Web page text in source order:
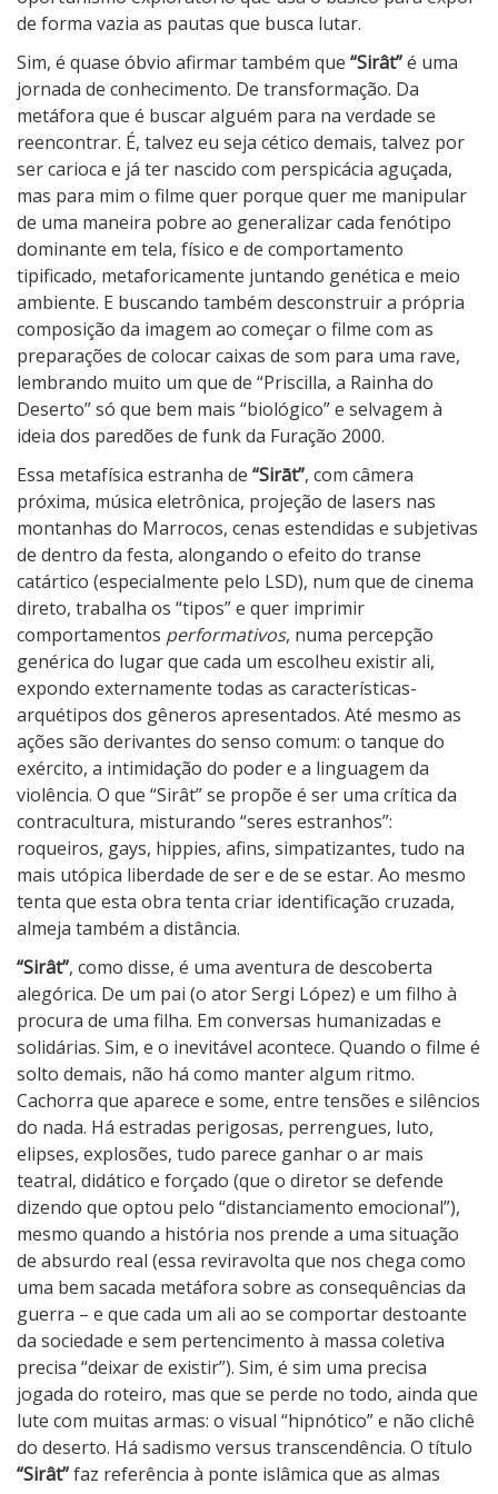
de forma vazia as pautas que busca lutar.
Sim, é quase óbvio afirmar também que “Sirât”é uma
jornada de conhecimento. De transformação. Da
metáfora que é buscar alguém para na verdade se
reencontrar. É, talvez eu seja cético demais, talvez por
ser carioca e já ter nascido com perspicácia aguçada,
mas para mim o filme quer porque quer me manipular
de uma maneira pobre ao generalizar cada fenótipo
dominante em tela, físico e de comportamento
tipificado, metaforicamente juntando genética e meio
ambiente. E buscando também desconstruir a própria
composição da imagem ao começar o filme com as
preparações de colocar caixas de som para uma rave,
lembrando muito um que de “Priscilla, a Rainha do
Deserto” só que bem mais “biológico” e selvagem à
ideia dos paredões de funk da Furação 2000.
Essa metafísica estranha de “Sirāt”, com câmera
próxima, música eletrônica, projeção de lasers nas
montanhas do Marrocos, cenas estendidas e subjetivas
de dentro da festa, alongando o efeito do transe
catártico (especialmente pelo LSD), num que de cinema
direto, trabalha os “tipos” e quer imprimir
comportamentos performativos, numa percepção
genérica do lugar que cada um escolheu existir ali,
expondo externamente todas as características-
arquétipos dos gêneros apresentados. Até mesmo as
ações são derivantes do senso comum: o tanque do
exército, a intimidação do poder e a linguagem da
violência. O que “Sirât” se propõe é ser uma crítica da
contracultura, misturando “seres estranhos”:
roqueiros, gays, hippies, afins, simpatizantes, tudo na
mais utópica liberdade de ser e de se estar. Ao mesmo
tenta que esta obra tenta criar identificação cruzada,
almeja também a distância.
“Sirât”, como disse, é uma aventura de descoberta
alegórica. De um pai (o ator Sergi López) e um filho à
procura de uma filha. Em conversas humanizadas e
solidárias. Sim, e o inevitável acontece. Quando o filme é
solto demais, não há como manter algum ritmo.
Cachorra que aparece e some, entre tensões e silêncios
do nada. Há estradas perigosas, perrengues, luto,
elipses, explosões, tudo parece ganhar o ar mais
teatral, didático e forçado (que o diretor se defende
dizendo que optou pelo “distanciamento emocional”),
mesmo quando a história nos prende a uma situação
de absurdo real (essa reviravolta que nos chega como
uma bem sacada metáfora sobre as consequências da
guerra – e que cada um ali ao se comportar destoante
da sociedade e sem pertencimento à massa coletiva
precisa “deixar de existir”). Sim, é sim uma precisa
jogada do roteiro, mas que se perde no todo, ainda que
lute com muitas armas: o visual “hipnótico” e não clichê
do deserto. Há sadismo versus transcendência. O título
“Sirât”faz referência à ponte islâmica que as almas